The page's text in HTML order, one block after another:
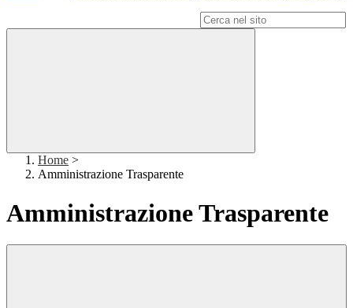
Home >
Amministrazione Trasparente
Amministrazione Trasparente